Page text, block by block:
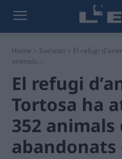
Home Societat
El refugi
animals...
El refugi
Tortosa ha
352
abandonats